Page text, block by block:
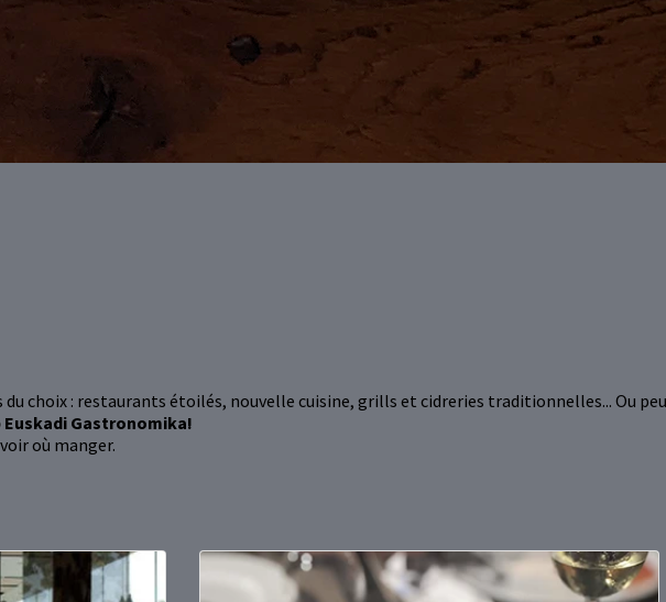
du choix : restaurants étoilés, nouvelle cuisine, grills et cidreries traditionnelles... Ou
Gastronomika!
où manger.